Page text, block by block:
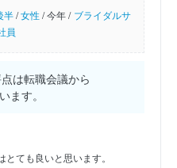
半/女性/今年 / ブライダルサ
員
は転職会議から
ます。
ても良いと思います。